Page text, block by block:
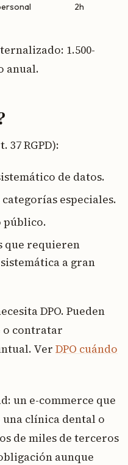
2h
1.500-
anual.
37 RGPD):
de datos.
especiales.
público.
que requieren
a gran
DPO. Pueden
o contratar
Ver DPO cuándo
un e-commerce que
clínica dental o
de miles de terceros
aunque